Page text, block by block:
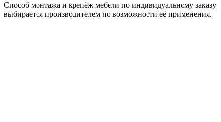
Способ монтажа и крепёж мебели по индивидуальному заказу
выбирается производителем по возможности её применения.